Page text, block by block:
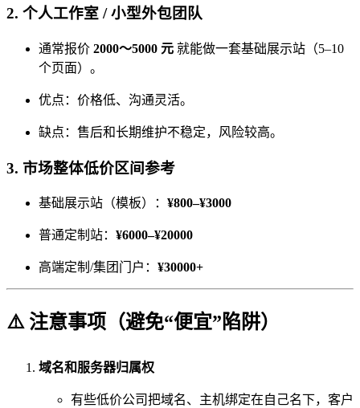
2. 个人工作室 / 小型外包团队
通常报价 2000～5000 元 就能做一套基础展示站（5–10
个页面）。
优点：价格低、沟通灵活。
缺点：售后和长期维护不稳定，风险较高。
3. 市场整体低价区间参考
基础展示站（模板）： ¥800–¥3000
普通定制站： ¥6000–¥20000
高端定制/集团门户： ¥30000+
⚠️ 注意事项（避免“便宜”陷阱）
域名和服务器归属权
有些低价公司把域名、主机绑定在自己名下，客户